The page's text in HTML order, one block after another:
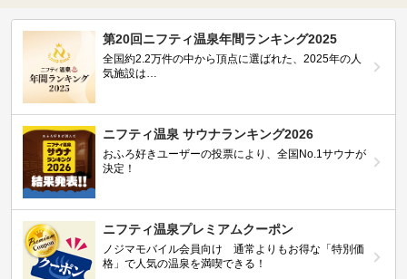
第20回ニフティ温泉年間ランキング2025
全国約2.2万件の中から頂点に選ばれた、2025年の人
気施設は…
ニフティ温泉 サウナランキング2026
おふろ好きユーザーの投票により、全国No.1サウナが
決定！
ニフティ温泉プレミアムクーポン
ノジマモバイル会員向け 通常よりもお得な「特別価
格」で人気の温泉を満喫できる！